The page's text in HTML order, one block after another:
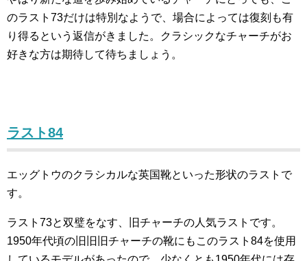
のラスト73だけは特別なようで、場合によっては復刻も有
り得るという返信がきました。クラシックなチャーチがお
好きな方は期待して待ちましょう。
ラスト84
エッグトウのクラシカルな英国靴といった形状のラストで
す。
ラスト73と双璧をなす、旧チャーチの人気ラストです。
1950年代頃の旧旧旧チャーチの靴にもこのラスト84を使用